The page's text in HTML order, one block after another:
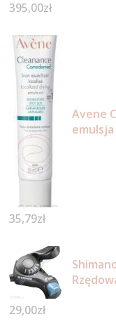
395,00zł
Avene
35,79zł
29,00zł